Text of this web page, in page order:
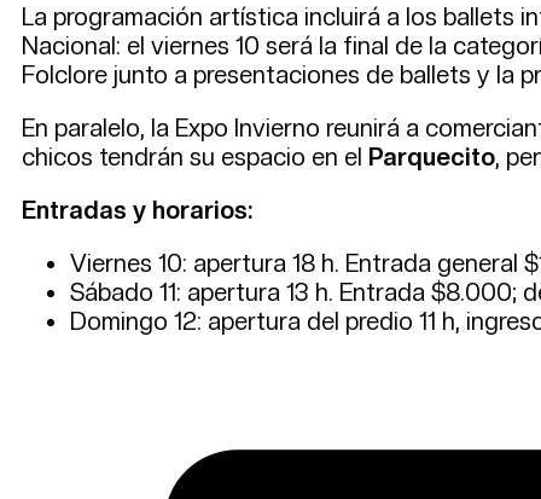
La programación artística incluirá a los ballets
Nacional: el viernes 10 será la final de la
Folclore junto a presentaciones de ballets y la
En paralelo, la Expo Invierno reunirá a
chicos tendrán su espacio en el Parquecito,
Entradas y horarios:
Viernes 10: apertura 18 h. Entrada general
Sábado 11: apertura 13 h. Entrada $8.000;
Domingo 12: apertura del predio 11 h,